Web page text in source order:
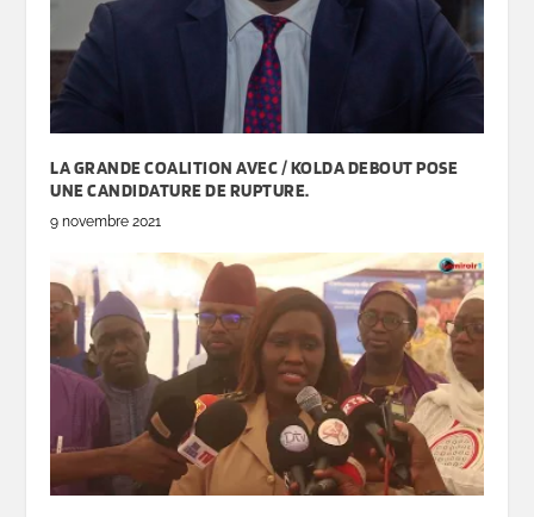
LA GRANDE COALITION AVEC / KOLDA DEBOUT POSE
UNE CANDIDATURE DE RUPTURE.
9 novembre 2021